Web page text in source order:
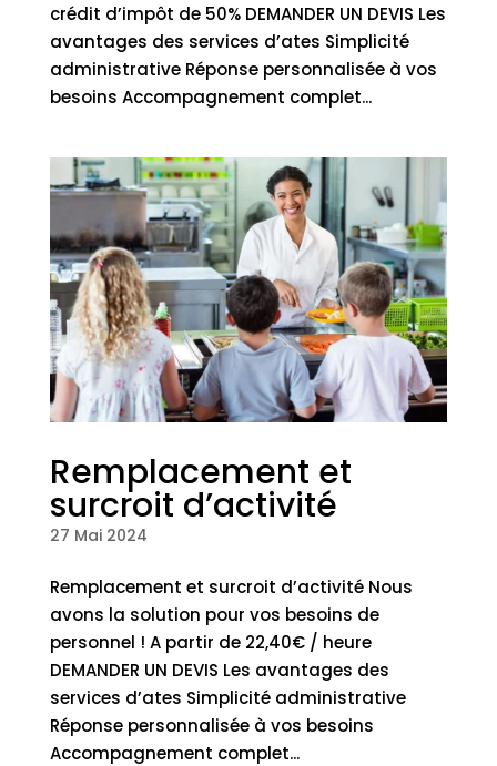
crédit d’impôt de 50% DEMANDER UN DEVIS Les
avantages des services d’ates Simplicité
administrative Réponse personnalisée à vos
besoins Accompagnement complet...
Remplacement et
surcroit d’activité
27 Mai 2024
Remplacement et surcroit d’activité Nous
avons la solution pour vos besoins de
personnel ! A partir de 22,40€ / heure
DEMANDER UN DEVIS Les avantages des
services d’ates Simplicité administrative
Réponse personnalisée à vos besoins
Accompagnement complet...